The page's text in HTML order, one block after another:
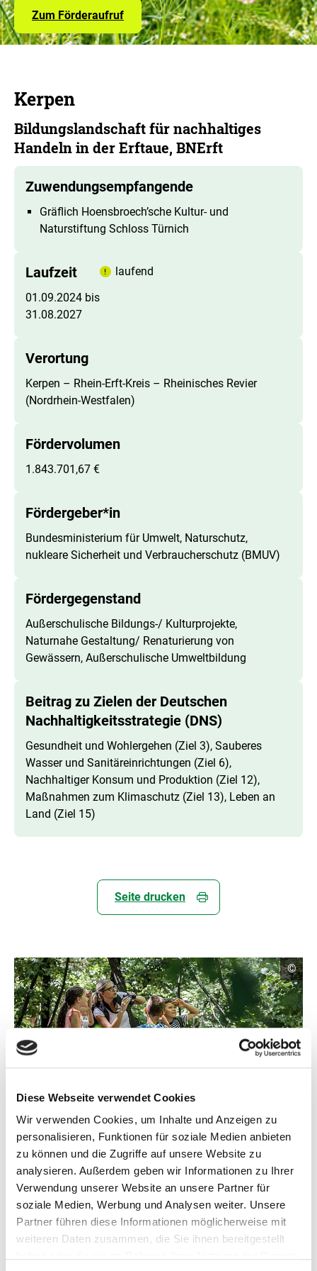
Diese Webseite verwendet Cookies
Wir verwenden Cookies, um Inhalte und Anzeigen zu
personalisieren, Funktionen für soziale Medien anbieten
zu können und die Zugriffe auf unsere Website zu
analysieren. Außerdem geben wir Informationen zu Ihrer
Verwendung unserer Website an unsere Partner für
soziale Medien, Werbung und Analysen weiter. Unsere
Partner führen diese Informationen möglicherweise mit
weiteren Daten zusammen, die Sie ihnen bereitgestellt
Zum Förderaufruf
Kerpen
Bildungslandschaft für nachhaltiges
Handeln in der Erftaue, BNErft
Zuwendungsempfangende
Gräflich Hoensbroech’sche Kultur- und
Naturstiftung Schloss Türnich
Laufzeit
laufend
01.09.2024 bis
31.08.2027
Verortung
Kerpen – Rhein-Erft-Kreis – Rheinisches Revier
(Nordrhein-Westfalen)
Fördervolumen
1.843.701,67 €
Fördergeber*in
Bundesministerium für Umwelt, Naturschutz,
nukleare Sicherheit und Verbraucherschutz (BMUV)
Fördergegenstand
Außerschulische Bildungs-/ Kulturprojekte,
Naturnahe Gestaltung/ Renaturierung von
Gewässern, Außerschulische Umweltbildung
Beitrag zu Zielen der Deutschen
Nachhaltigkeitsstrategie (DNS)
Gesundheit und Wohlergehen (Ziel 3), Sauberes
Wasser und Sanitäreinrichtungen (Ziel 6),
Nachhaltiger Konsum und Produktion (Ziel 12),
Maßnahmen zum Klimaschutz (Ziel 13), Leben an
Land (Ziel 15)
Seite drucken
ö
f
f
n
B
d
C
o
p
y
r
i
h
t
I
a
o
©
Fördergegenstand Außerschulische Bildungs- und Kulturprojekte
(Symbolbild)
Schloss Türnich, gelegen in der Erftaue im Rhein-Erft-
Kreis, ist eines der letzten vollständig erhaltenen Barock-
Ensembles der Region. Die Anlage umfasst neben den
doppelten Wassergräben einen historischen Mühlenhof,
einen französischen Barockgarten, einen